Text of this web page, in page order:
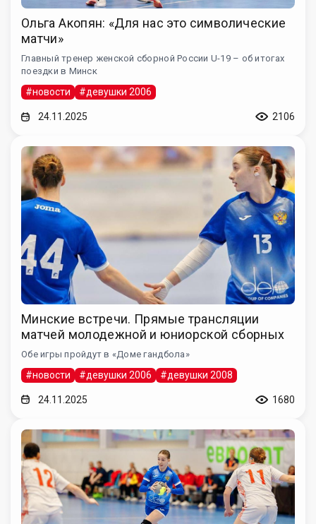
Ольга Акопян: «Для нас это символические
матчи»
Главный тренер женской сборной России U-19 – об итогах
поездки в Минск
#новости #девушки 2006
24.11.2025 2106
Минские встречи. Прямые трансляции
матчей молодежной и юниорской сборных
Обе игры пройдут в «Доме гандбола»
#новости #девушки 2006 #девушки 2008
24.11.2025 1680